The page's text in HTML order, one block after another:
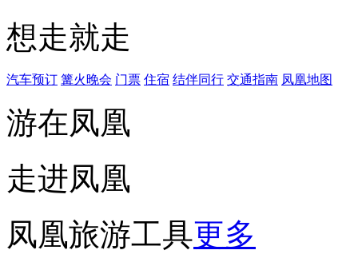
想走就走
汽车预订 篝火晚会 门票 住宿 结伴同行 交通指南 凤凰地图
游在凤凰
走进凤凰
凤凰旅游工具更多